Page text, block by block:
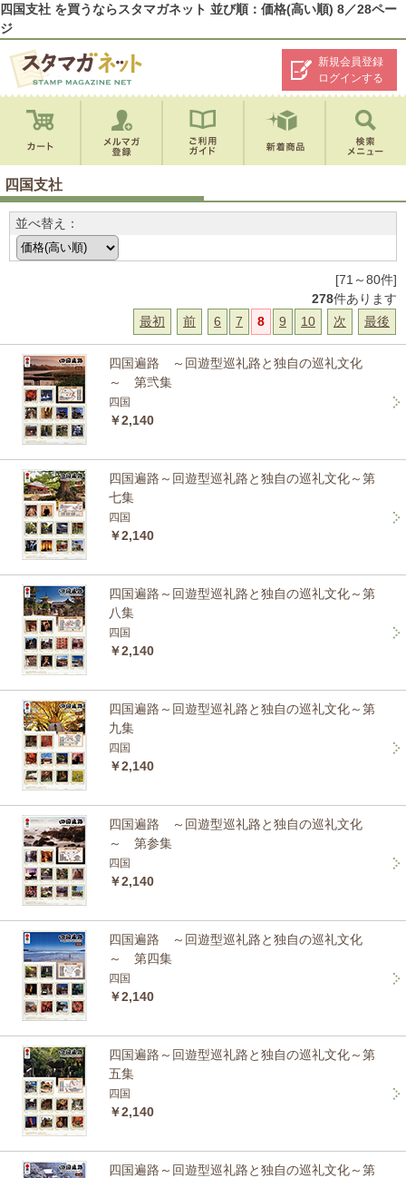
四国支社 を買うならスタマガネット 並び順：価格(高い順) 8／28ペー
ジ
新規会員登録
ログインする
四国支社
並べ替え：
[71～80件]
278件あります
最初
前 6 7 8 9 10 次 最後
四国遍路 ～回遊型巡礼路と独自の巡礼文化
～ 第弐集
四国
￥2,140
四国遍路～回遊型巡礼路と独自の巡礼文化～第
七集
四国
￥2,140
四国遍路～回遊型巡礼路と独自の巡礼文化～第
八集
四国
￥2,140
四国遍路～回遊型巡礼路と独自の巡礼文化～第
九集
四国
￥2,140
四国遍路 ～回遊型巡礼路と独自の巡礼文化
～ 第参集
四国
￥2,140
四国遍路 ～回遊型巡礼路と独自の巡礼文化
～ 第四集
四国
￥2,140
四国遍路～回遊型巡礼路と独自の巡礼文化～第
五集
四国
￥2,140
四国遍路～回遊型巡礼路と独自の巡礼文化～第